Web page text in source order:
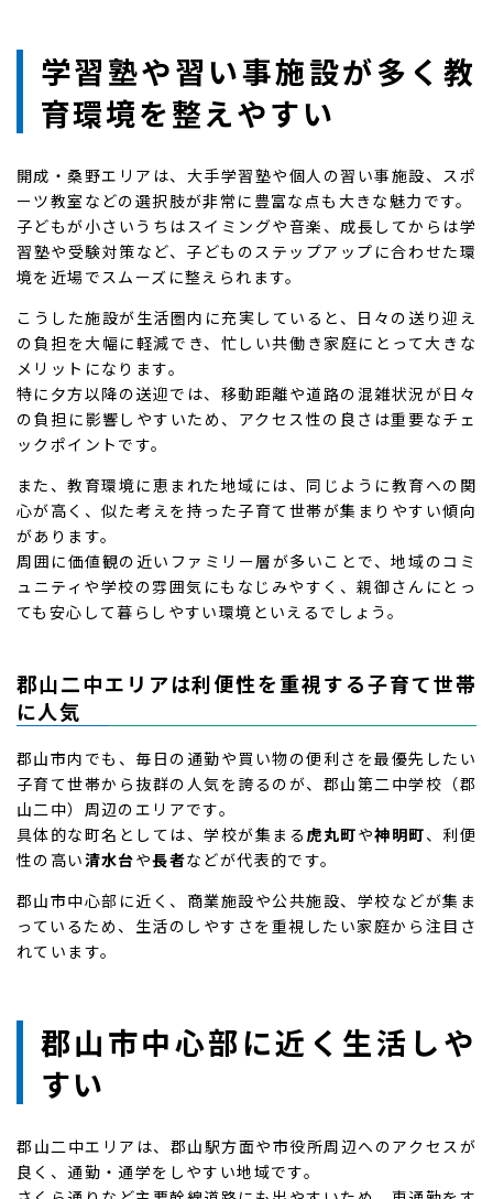
学習塾や習い事施設が多く教
育環境を整えやすい
開成・桑野エリアは、大手学習塾や個人の習い事施設、スポ
ーツ教室などの選択肢が非常に豊富な点も大きな魅力です。
子どもが小さいうちはスイミングや音楽、成長してからは学
習塾や受験対策など、子どものステップアップに合わせた環
境を近場でスムーズに整えられます。
こうした施設が生活圏内に充実していると、日々の送り迎え
の負担を大幅に軽減でき、忙しい共働き家庭にとって大きな
メリットになります。
特に夕方以降の送迎では、移動距離や道路の混雑状況が日々
の負担に影響しやすいため、アクセス性の良さは重要なチェ
ックポイントです。
また、教育環境に恵まれた地域には、同じように教育への関
心が高く、似た考えを持った子育て世帯が集まりやすい傾向
があります。
周囲に価値観の近いファミリー層が多いことで、地域のコミ
ュニティや学校の雰囲気にもなじみやすく、親御さんにとっ
ても安心して暮らしやすい環境といえるでしょう。
郡山二中エリアは利便性を重視する子育て世帯
に人気
郡山市内でも、毎日の通勤や買い物の便利さを最優先したい
子育て世帯から抜群の人気を誇るのが、郡山第二中学校（郡
山二中）周辺のエリアです。
具体的な町名としては、学校が集まる 虎丸町や神明町、利便
性の高い清水台や長者などが代表的です。
郡山市中心部に近く、商業施設や公共施設、学校などが集ま
っているため、生活のしやすさを重視したい家庭から注目さ
れています。
郡山市中心部に近く生活しや
すい
郡山二中エリアは、郡山駅方面や市役所周辺へのアクセスが
良く、通勤・通学をしやすい地域です。